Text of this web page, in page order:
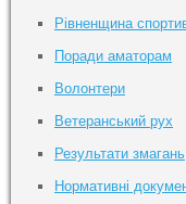
Рівненщина
Поради аматорам
Волонтери
Ветеранський рух
Результати змагань
Нормативні